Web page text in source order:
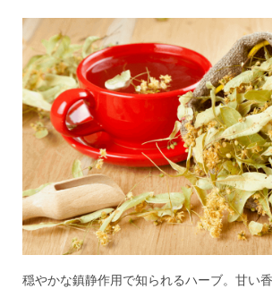
穏やかな鎮静作用で知られるハーブ。甘い